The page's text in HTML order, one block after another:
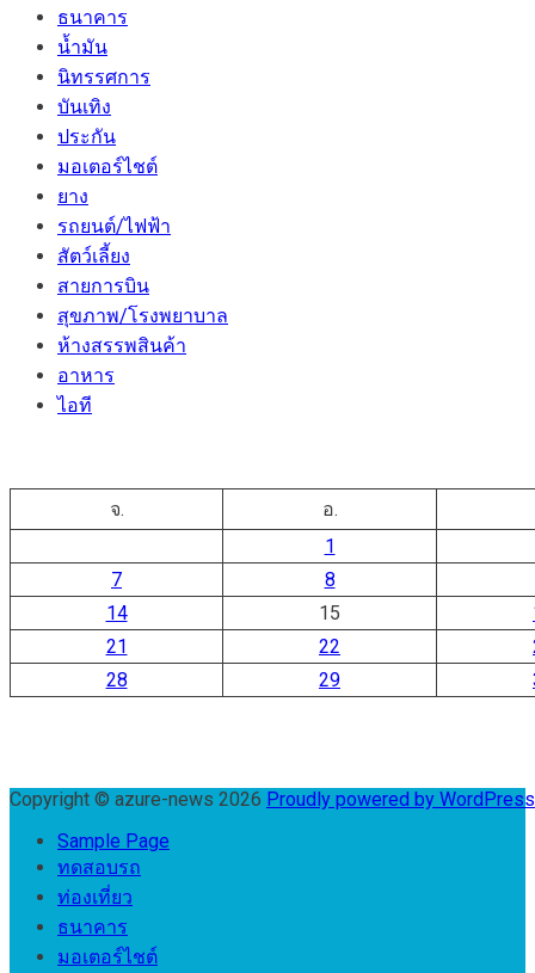
ธนาคาร
น้ำมัน
นิทรรศการ
บันเทิง
ประกัน
มอเตอร์ไชต์
ยาง
รถยนต์/ไฟฟ้า
สัตว์เลี้ยง
สายการบิน
สุขภาพ/โรงพยาบาล
ห้างสรรพสินค้า
อาหาร
ไอที
จ.
อ.
1
7
8
14
15
21
22
28
29
Copyright © azure-news 2026 Proudly powered by
Sample Page
ทดสอบรถ
ท่องเที่ยว
ธนาคาร
มอเตอร์ไชต์